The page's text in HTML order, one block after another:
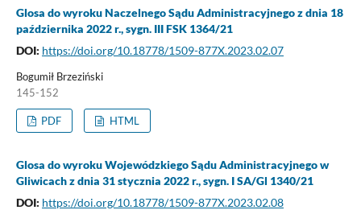
Glosa do wyroku Naczelnego Sądu Administracyjnego z dnia 18
października 2022 r., sygn. III FSK 1364/21
DOI: https://doi.org/10.18778/1509-877X.2023.02.07
Bogumił Brzeziński
145-152
PDF HTML
Glosa do wyroku Wojewódzkiego Sądu Administracyjnego w
Gliwicach z dnia 31 stycznia 2022 r., sygn. I SA/Gl 1340/21
DOI: https://doi.org/10.18778/1509-877X.2023.02.08